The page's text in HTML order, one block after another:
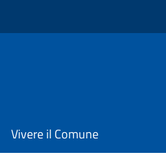
Vivere il Comune